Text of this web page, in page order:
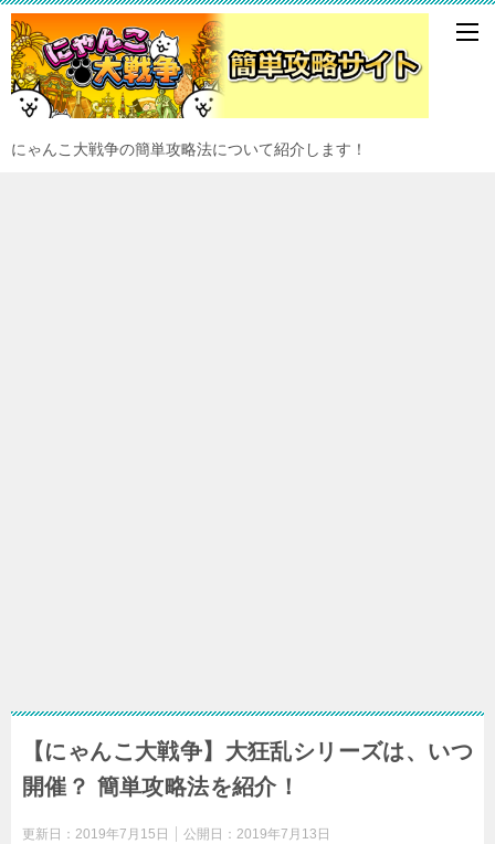
にゃんこ大戦争の簡単攻略法について紹介します！
【にゃんこ大戦争】大狂乱シリーズは、いつ
開催？ 簡単攻略法を紹介！
更新日： 2019年7月15日 公開日： 2019年7月13日